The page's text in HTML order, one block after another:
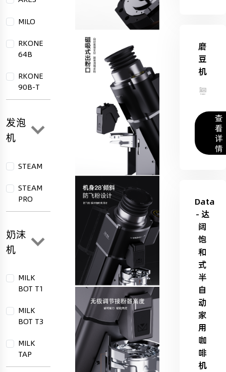
MILO
RKONE
64B
RKONE
90B-T
发泡
机
STEAM
STEAM
PRO
奶沫
机
MILK
BOT T1
MILK
BOT T3
MILK
TAP
磨
豆
机
查
看
详
情
Data
- 达
闼
饱
和
式
半
自
动
家
用
咖
啡
机